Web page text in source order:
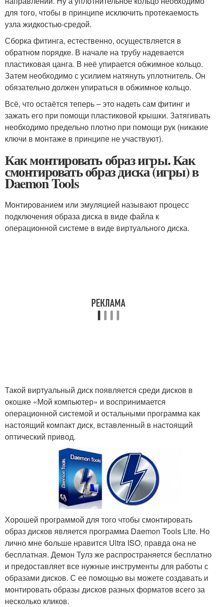
для того, чтобы в принципе исключить протекаемость
узла жидкостью-средой.
Сборка фитинга, естественно, осуществляется в
обратном порядке. В начале на трубу надевается
пластиковая цанга. В неё упирается обжимное кольцо.
Затем необходимо с усилием натянуть уплотнитель. Он
обязательно должен упираться в обжимное кольцо.
Всё, что остаётся теперь – это надеть сам фитинг и
зажать его при помощи пластиковой крышки. Затягивать
необходимо предельно плотно при помощи рук (никакие
ключи в монтаже в принципе не участвуют).
Как монтировать образ игры. Как
смонтировать образ диска (игры) в
Daemon Tools
Монтированием или эмуляцией называют процесс
подключения образа диска в виде файла к
операционной системе в виде виртуального диска.
Такой виртуальный диск появляется среди дисков в
окошке «Мой компьютер» и воспринимается
операционной системой и остальными программа как
настоящий компакт диск, вставленный в настоящий
оптический привод.
Хорошей программой для того чтобы смонтировать
образ дисков является программа Daemon Tools Lite. Но
лично мне больше нравится Ultra ISO, правда она не
бесплатная. Демон Тулз же распространяется бесплатно
и предоставляет все нужные инструменты для работы с
образами дисков. С ее помощью вы можете создавать и
монтировать образы дисков разных форматов всего за
несколько кликов.